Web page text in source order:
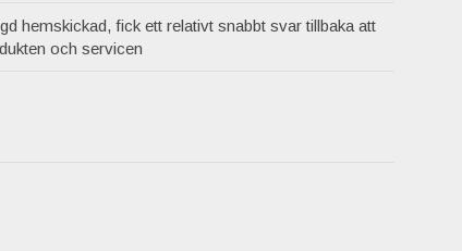
hemskickad, fick ett relativt snabbt svar tillbaka att
och servicen